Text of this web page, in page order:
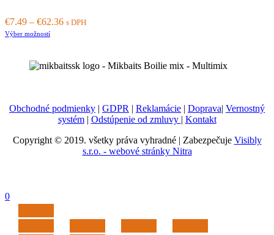
€7.49 – €62.36 s DPH
Výber možnostíThis
multiple
may
be
on
Obchodné podmienky | GDPR | Reklamácie | Doprava| Vernostný
systém| Odstúpenie od zmluvy | Kontakt
Copyright © 2019. všetky práva vyhradné | Zabezpečuje Visibly
s.r.o. - webové stránky Nitra
0